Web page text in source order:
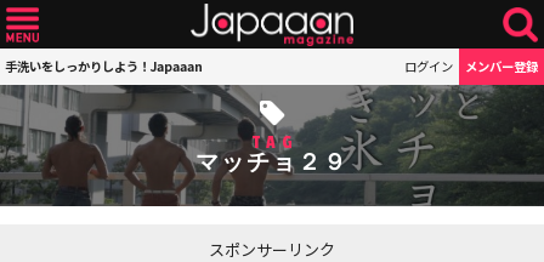
手洗いをしっかりしよう！Japaaan ログイン メンバー登録
TAG
マッチョ２９
スポンサーリンク